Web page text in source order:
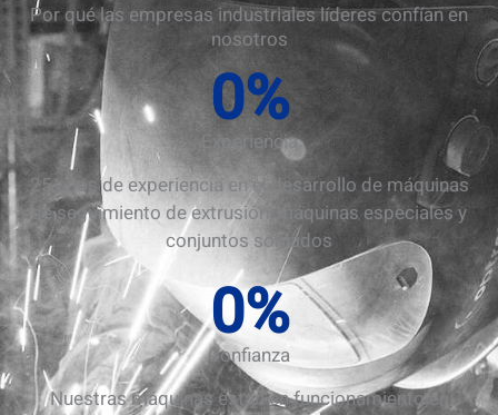
Por qué las empresas industriales líderes confían en
nosotros
0%
Experiencia
25 años de experiencia en el desarrollo de máquinas
de seguimiento de extrusión, máquinas especiales y
conjuntos soldados
0%
Confianza
Nuestras máquinas están en funcionamiento en